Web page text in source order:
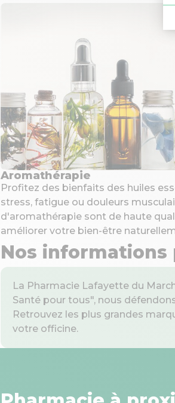
Aromathérapie
Profitez des bienfaits des huiles
stress, fatigue ou douleurs
d'aromathérapie sont de haute
améliorer votre bien-être
Nos informations
La Pharmacie Lafayette du
Santé pour tous", nous
Retrouvez les plus grandes
votre officine.